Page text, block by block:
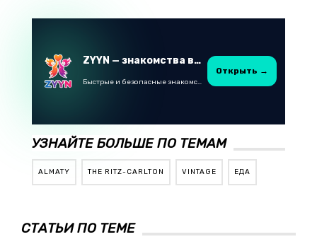
ZYYN — знакомства в Казахстане
Быстрые и безопасные знакомства в Telegram
Открыть →
УЗНАЙТЕ БОЛЬШЕ ПО ТЕМАМ
ALMATY THE RITZ-CARLTON VINTAGE ЕДА
СТАТЬИ ПО ТЕМЕ